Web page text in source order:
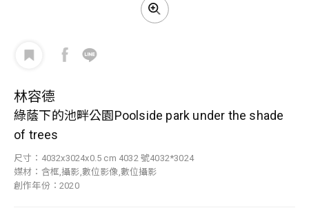
林容德
綠蔭下的池畔公園Poolside park under the shade
of trees
尺寸：4032x3024x0.5 cm 4032 號4032*3024
媒材：含框,攝影,數位影像,數位攝影
創作年份：2020